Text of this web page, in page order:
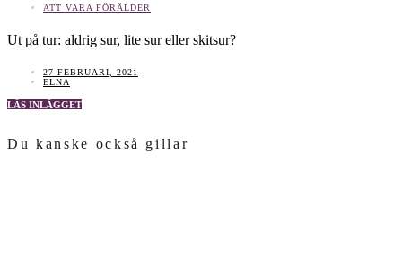
ATT VARA FÖRÄLDER
Ut på tur: aldrig sur, lite sur eller skitsur?
27 FEBRUARI, 2021
ELNA
LÄS INLÄGGET
Du kanske också gillar